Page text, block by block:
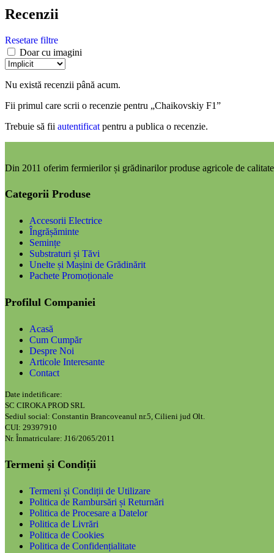
Recenzii
Resetare filtre
Doar cu imagini
Nu există recenzii până acum.
Fii primul care scrii o recenzie pentru „Chaikovskiy F1”
Trebuie să fii autentificat pentru a publica o recenzie.
Din 2011 oferim fermierilor și grădinarilor produse agricole de
Categorii Produse
Accesorii Electrice
Îngrășăminte
Semințe
Substraturi și Tăvi
Unelte și Mașini de Grădinărit
Pachete Promoționale
Profilul Companiei
Acasă
Cum Cumpăr
Despre Noi
Articole Interesante
Contact
Date indetificare:
SC CIROKA PROD SRL
Sediul social: Constantin Brancoveanul nr.5, Cilieni jud Olt.
CUI: 29397910
Nr. Înmatriculare: J16/2065/2011
Termeni și Condiții
Termeni și Condiții de Utilizare
Politica de Rambursări și Returnări
Politica de Procesare a Datelor
Politica de Livrări
Politica de Cookies
Politica de Confidențialitate